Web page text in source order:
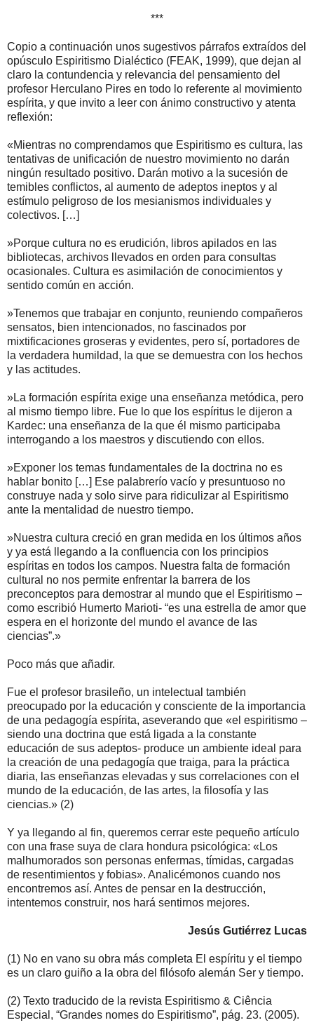
***
Copio a continuación unos sugestivos párrafos extraídos del
opúsculo Espiritismo Dialéctico (FEAK, 1999), que dejan al
claro la contundencia y relevancia del pensamiento del
profesor Herculano Pires en todo lo referente al movimiento
espírita, y que invito a leer con ánimo constructivo y atenta
reflexión:
«Mientras no comprendamos que Espiritismo es cultura, las
tentativas de unificación de nuestro movimiento no darán
ningún resultado positivo. Darán motivo a la sucesión de
temibles conflictos, al aumento de adeptos ineptos y al
estímulo peligroso de los mesianismos individuales y
colectivos. […]
»Porque cultura no es erudición, libros apilados en las
bibliotecas, archivos llevados en orden para consultas
ocasionales. Cultura es asimilación de conocimientos y
sentido común en acción.
»Tenemos que trabajar en conjunto, reuniendo compañeros
sensatos, bien intencionados, no fascinados por
mixtificaciones groseras y evidentes, pero sí, portadores de
la verdadera humildad, la que se demuestra con los hechos
y las actitudes.
»La formación espírita exige una enseñanza metódica, pero
al mismo tiempo libre. Fue lo que los espíritus le dijeron a
Kardec: una enseñanza de la que él mismo participaba
interrogando a los maestros y discutiendo con ellos.
»Exponer los temas fundamentales de la doctrina no es
hablar bonito […] Ese palabrerío vacío y presuntuoso no
construye nada y solo sirve para ridiculizar al Espiritismo
ante la mentalidad de nuestro tiempo.
»Nuestra cultura creció en gran medida en los últimos años
y ya está llegando a la confluencia con los principios
espíritas en todos los campos. Nuestra falta de formación
cultural no nos permite enfrentar la barrera de los
preconceptos para demostrar al mundo que el Espiritismo –
como escribió Humerto Marioti- “es una estrella de amor que
espera en el horizonte del mundo el avance de las
ciencias”.»
Poco más que añadir.
Fue el profesor brasileño, un intelectual también
preocupado por la educación y consciente de la importancia
de una pedagogía espírita, aseverando que «el espiritismo –
siendo una doctrina que está ligada a la constante
educación de sus adeptos- produce un ambiente ideal para
la creación de una pedagogía que traiga, para la práctica
diaria, las enseñanzas elevadas y sus correlaciones con el
mundo de la educación, de las artes, la filosofía y las
ciencias.» (2)
Y ya llegando al fin, queremos cerrar este pequeño artículo
con una frase suya de clara hondura psicológica: «Los
malhumorados son personas enfermas, tímidas, cargadas
de resentimientos y fobias». Analicémonos cuando nos
encontremos así. Antes de pensar en la destrucción,
intentemos construir, nos hará sentirnos mejores.
Jesús Gutiérrez Lucas
(1) No en vano su obra más completa El espíritu y el tiempo
es un claro guiño a la obra del filósofo alemán Ser y tiempo.
(2) Texto traducido de la revista Espiritismo & Ciência
Especial, “Grandes nomes do Espiritismo”, pág. 23. (2005).